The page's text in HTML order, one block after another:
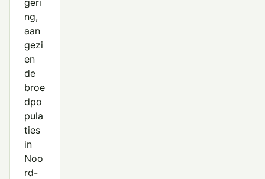
geri
ng,
aan
gezi
en
de
broe
dpo
pula
ties
in
Noo
rd-